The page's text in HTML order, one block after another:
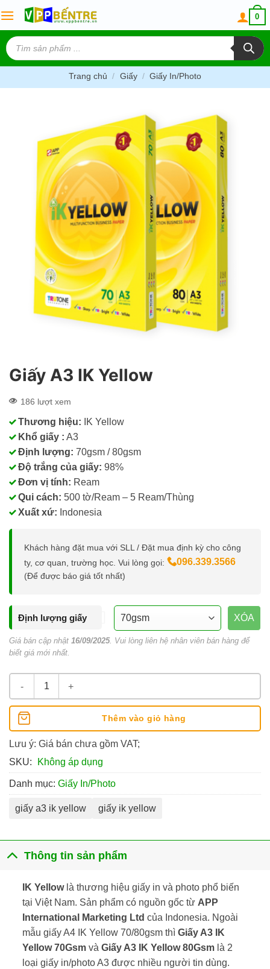
to
content
0
Tìm
kiếm
sản
phẩm
Trang chủ / Giấy / Giấy In/Photo
Giấy A3 IK Yellow
186 lượt xem
Thương hiệu: IK Yellow
Khổ giấy : A3
Định lượng: 70gsm / 80gsm
Độ trắng của giấy: 98%
Đơn vị tính: Ream
Qui cách: 500 tờ/Ream – 5 Ream/Thùng
Xuất xứ: Indonesia
Khách hàng đặt mua với SLL / Đặt mua định kỳ cho công
ty, cơ quan, trường học. Vui lòng gọi:
096.339.3566
(Để được báo giá tốt nhất)
Định lượng giấy XÓA
Giá bán cập nhật 16/09/2025. Vui lòng liên hệ nhân viên bán hàng để
biết giá mới nhất.
Giấy A3 IK Yellow số lượng
Thêm vào giỏ hàng
Lưu ý: Giá bán chưa gồm VAT;
SKU:
Không áp dụng
Danh mục: Giấy In/Photo
giấy a3 ik yellow giấy ik yellow
Thông tin sản phẩm
IK Yellowlà thương hiệu giấy in và photo phổ biến
tại Việt Nam. Sản phẩm có nguồn gốc từ APP
International Marketing Ltd của Indonesia. Ngoài
mẫu giấy A4 IK Yellow 70/80gsmthì Giấy A3 IK
Yellow 70Gsmvà Giấy A3 IK Yellow 80Gsmlà 2
loại giấy in/photo A3 được nhiều người tin dùng.